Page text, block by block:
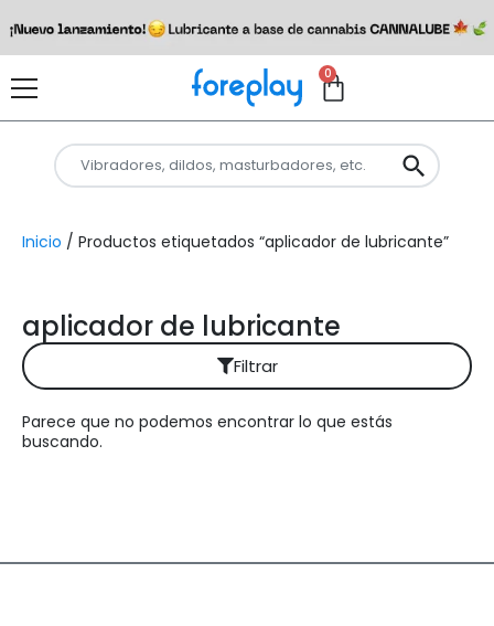
0
Inicio / Productos etiquetados “aplicador de lubricante”
aplicador de lubricante
Filtrar
Reiniciar filtros
Parece que no podemos encontrar lo que estás
buscando.